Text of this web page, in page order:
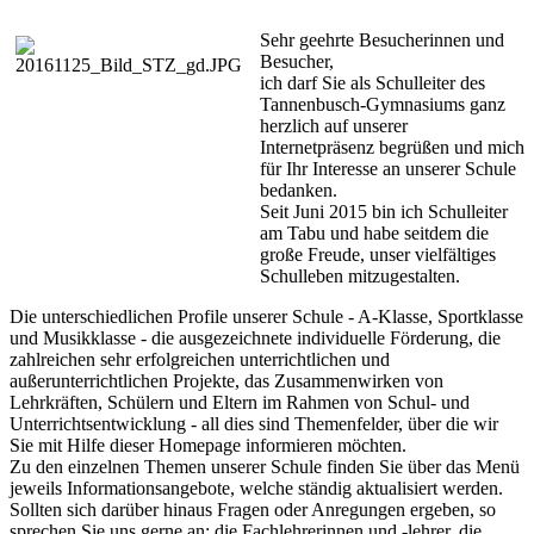
Sehr geehrte Besucherinnen und
Besucher,
ich darf Sie als Schulleiter des
Tannenbusch-Gymnasiums ganz
herzlich auf unserer
Internetpräsenz begrüßen und mich
für Ihr Interesse an unserer Schule
bedanken.
Seit Juni 2015 bin ich Schulleiter
am Tabu und habe seitdem die
große Freude, unser vielfältiges
Schulleben mitzugestalten.
Die unterschiedlichen Profile unserer Schule - A-Klasse, Sportklasse
und Musikklasse - die ausgezeichnete individuelle Förderung, die
zahlreichen sehr erfolgreichen unterrichtlichen und
außerunterrichtlichen Projekte, das Zusammenwirken von
Lehrkräften, Schülern und Eltern im Rahmen von Schul- und
Unterrichtsentwicklung - all dies sind Themenfelder, über die wir
Sie mit Hilfe dieser Homepage informieren möchten.
Zu den einzelnen Themen unserer Schule finden Sie über das Menü
jeweils Informationsangebote, welche ständig aktualisiert werden.
Sollten sich darüber hinaus Fragen oder Anregungen ergeben, so